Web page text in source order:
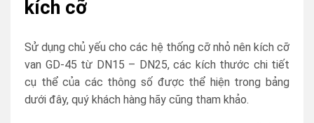
kích cỡ
Sử dụng chủ yếu cho các hệ thống cỡ nhỏ nên kích cỡ
van GD-45 từ DN15 – DN25, các kích thước chi tiết
cụ thể của các thông số được thể hiện trong bảng
dưới đây, quý khách hàng hãy cũng tham khảo.